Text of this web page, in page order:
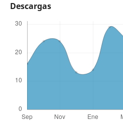
Descargas